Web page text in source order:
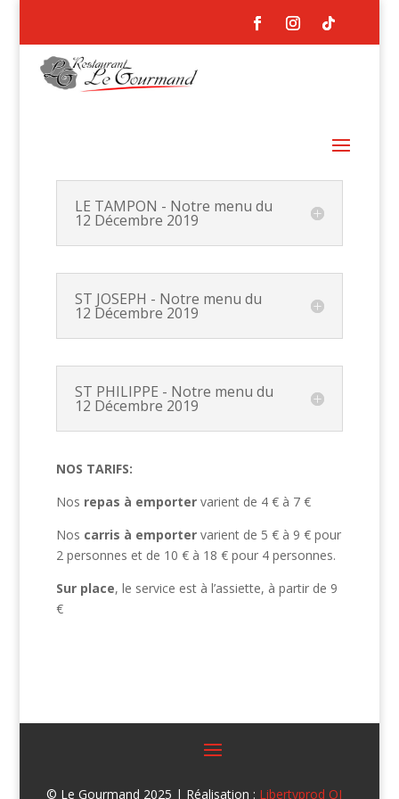
LE TAMPON - Notre menu du
12 Décembre 2019
ST JOSEPH - Notre menu du
12 Décembre 2019
ST PHILIPPE - Notre menu du
12 Décembre 2019
NOS TARIFS:
Nos repas à emportervarient de 4 € à 7 €
Nos carris à emporter varient de 5 € à 9 € pour
2 personnes et de 10 € à 18 € pour 4 personnes.
Sur place, le service est à l’assiette, à partir de 9
€
© Le Gourmand 2025 | Réalisation : Libertyprod OI